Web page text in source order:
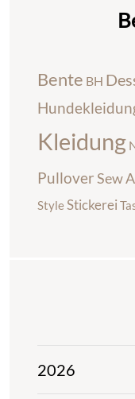
Bente BH
Kleidung
PulloverSew
StyleStickerei
2026